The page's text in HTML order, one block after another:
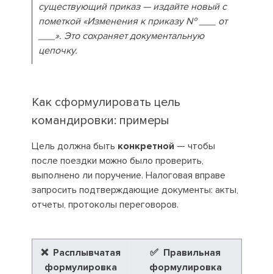
существующий приказ — издайте новый с
пометкой «Изменения к приказу № ___ от
___». Это сохраняет документальную
цепочку.
Как сформулировать цель
командировки: примеры
Цель должна быть конкретной — чтобы
после поездки можно было проверить,
выполнено ли поручение. Налоговая вправе
запросить подтверждающие документы: акты,
отчеты, протоколы переговоров.
❌ Расплывчатая
формулировка
✅ Правильная
формулировка